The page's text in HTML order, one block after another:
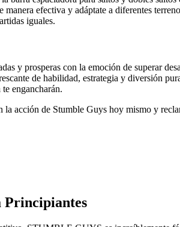
efectiva y adáptate a diferentes
iguales.
y prosperas con la emoción de superar
de habilidad, estrategia y diversión
engancharán.
la acción de Stumble Guys hoy mismo y
Principiantes